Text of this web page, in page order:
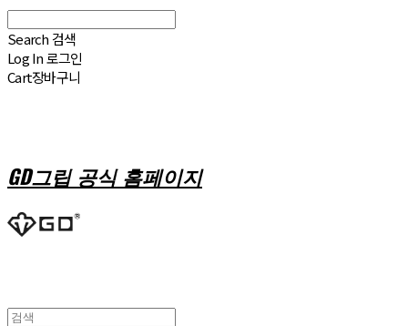
Search 검색
Log In로그인
Cart장바구니
GD그립 공식 홈페이지